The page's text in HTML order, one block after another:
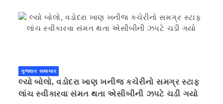
ગુજરાત સમાચાર
લ્યો બોલો, વડોદરા ખાણ ખનીજ કચેરીનો સમગ્ર સ્ટાફ
લાંચ સ્વીકારવા સંમત થતા એસીબીની ઝપટે ચડી ગયો